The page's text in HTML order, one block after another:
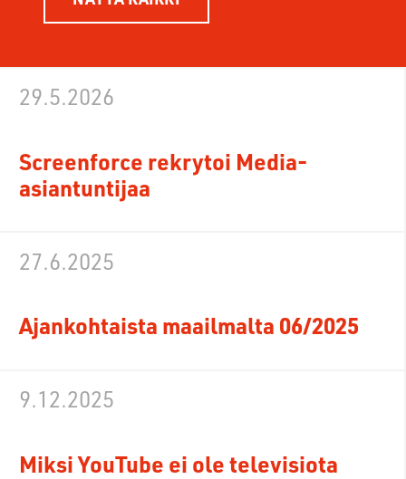
Screenforce rekrytoi Media-
asiantuntijaa
29.5.2026
Ajankohtaista maailmalta 06/2025
27.6.2025
Miksi YouTube ei ole televisiota
9.12.2025